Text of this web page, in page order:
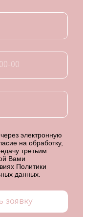
электронную
на обработку,
третьим
Вами
Политики
данных